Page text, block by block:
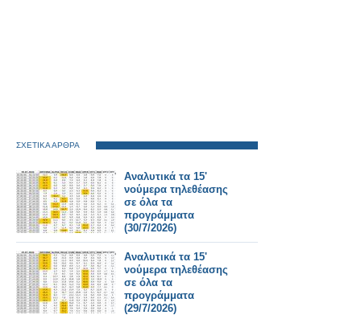
ΣΧΕΤΙΚΑ ΑΡΘΡΑ
Αναλυτικά τα 15'
νούμερα τηλεθέασης
σε όλα τα
προγράμματα
(30/7/2026)
Αναλυτικά τα 15'
νούμερα τηλεθέασης
σε όλα τα
προγράμματα
(29/7/2026)